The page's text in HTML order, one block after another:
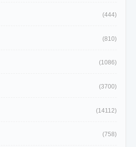
(444)
(810)
(1086)
(3700)
(14112)
(758)